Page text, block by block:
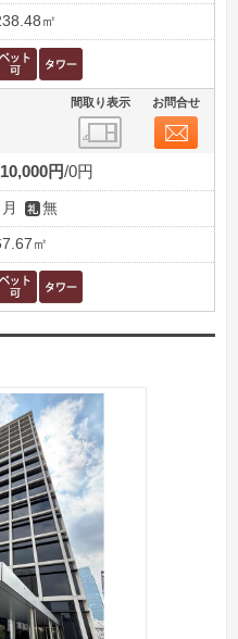
㎡
間取り表示 お問合せ
円 0円
無
㎡